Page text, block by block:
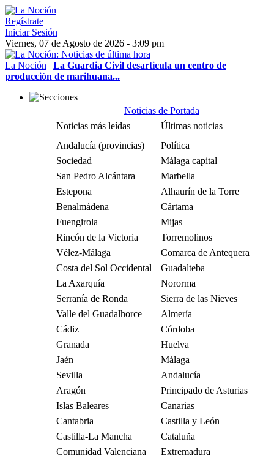
Regístrate
Iniciar Sesión
Viernes, 07 de Agosto de 2026 - 3:09 pm
La Noción | La Guardia Civil desarticula un centro de
producción de marihuana...
Noticias de Portada
Noticias más leídas
Últimas noticias
Andalucía (provincias)
Política
Sociedad
Málaga capital
San Pedro Alcántara
Marbella
Estepona
Alhaurín de la Torre
Benalmádena
Cártama
Fuengirola
Mijas
Rincón de la Victoria
Torremolinos
Vélez-Málaga
Comarca de Antequera
Costa del Sol Occidental
Guadalteba
La Axarquía
Nororma
Serranía de Ronda
Sierra de las Nieves
Valle del Guadalhorce
Almería
Cádiz
Córdoba
Granada
Huelva
Jaén
Málaga
Sevilla
Andalucía
Aragón
Principado de Asturias
Islas Baleares
Canarias
Cantabria
Castilla y León
Castilla-La Mancha
Cataluña
Comunidad Valenciana
Extremadura